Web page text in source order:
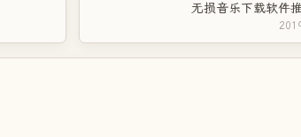
无损音乐下载软件